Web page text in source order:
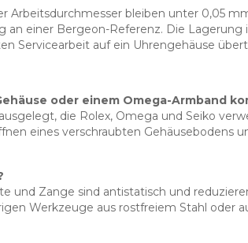
Arbeitsdurchmesser bleiben unter 0,05
einer Bergeon-Referenz. Die Lagerung
Servicearbeit auf ein Uhrengehäuse
oder einem Omega-Armband
die Rolex, Omega und Seiko
eines verschraubten Gehäusebodens
und Zange sind antistatisch und
Werkzeuge aus rostfreiem Stahl oder